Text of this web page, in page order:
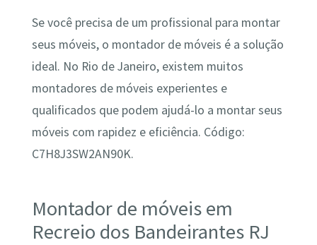
Se você precisa de um profissional para montar
seus móveis, o montador de móveis é a solução
ideal. No Rio de Janeiro, existem muitos
montadores de móveis experientes e
qualificados que podem ajudá-lo a montar seus
móveis com rapidez e eficiência. Código:
C7H8J3SW2AN90K.
Montador de móveis em
Recreio dos Bandeirantes RJ